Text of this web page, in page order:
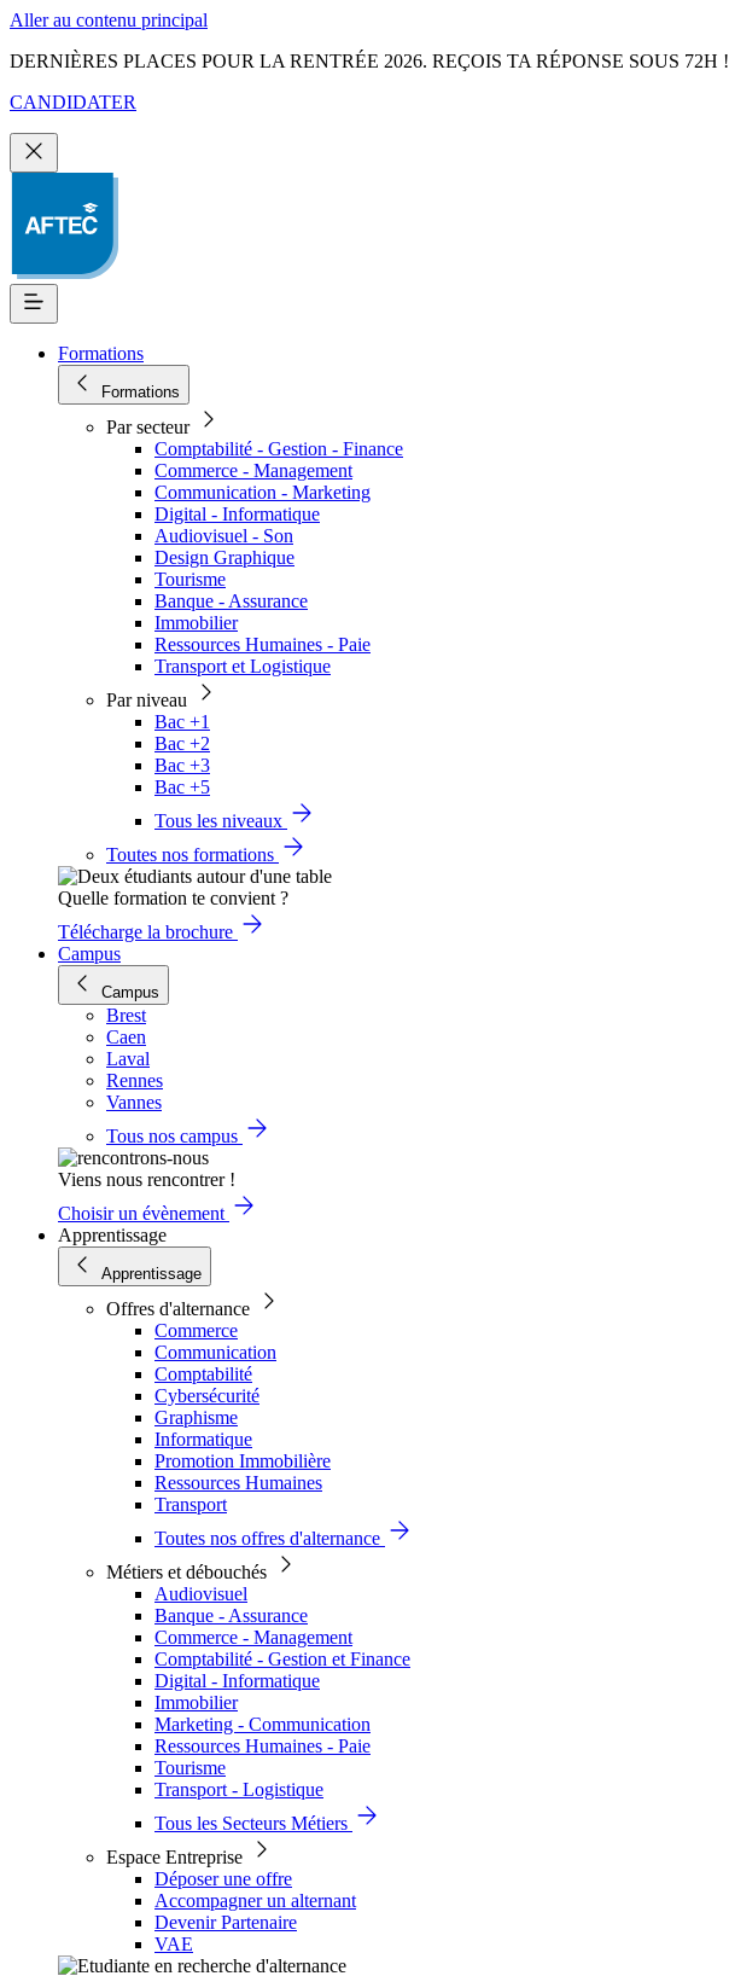
Aller au contenu principal
DERNIÈRES PLACES POUR LA RENTRÉE 2026. REÇOIS TA RÉPONSE SOUS 72H !
CANDIDATER
Formations
Formations
Par secteur
Comptabilité - Gestion - Finance
Commerce - Management
Communication - Marketing
Digital - Informatique
Audiovisuel - Son
Design Graphique
Tourisme
Banque - Assurance
Immobilier
Ressources Humaines - Paie
Transport et Logistique
Par niveau
Bac +1
Bac +2
Bac +3
Bac +5
Tous les niveaux
Toutes nos formations
Quelle formation te convient ?
Télécharge la brochure
Campus
Campus
Brest
Caen
Laval
Rennes
Vannes
Tous nos campus
Viens nous rencontrer !
Choisir un évènement
Apprentissage
Apprentissage
Offres d'alternance
Commerce
Communication
Comptabilité
Cybersécurité
Graphisme
Informatique
Promotion Immobilière
Ressources Humaines
Transport
Toutes nos offres d'alternance
Métiers et débouchés
Audiovisuel
Banque - Assurance
Commerce - Management
Comptabilité - Gestion et Finance
Digital - Informatique
Immobilier
Marketing - Communication
Ressources Humaines - Paie
Tourisme
Transport - Logistique
Tous les Secteurs Métiers
Espace Entreprise
Déposer une offre
Accompagner un alternant
Devenir Partenaire
VAE